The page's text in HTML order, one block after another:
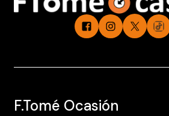
F.Tomé Ocasión